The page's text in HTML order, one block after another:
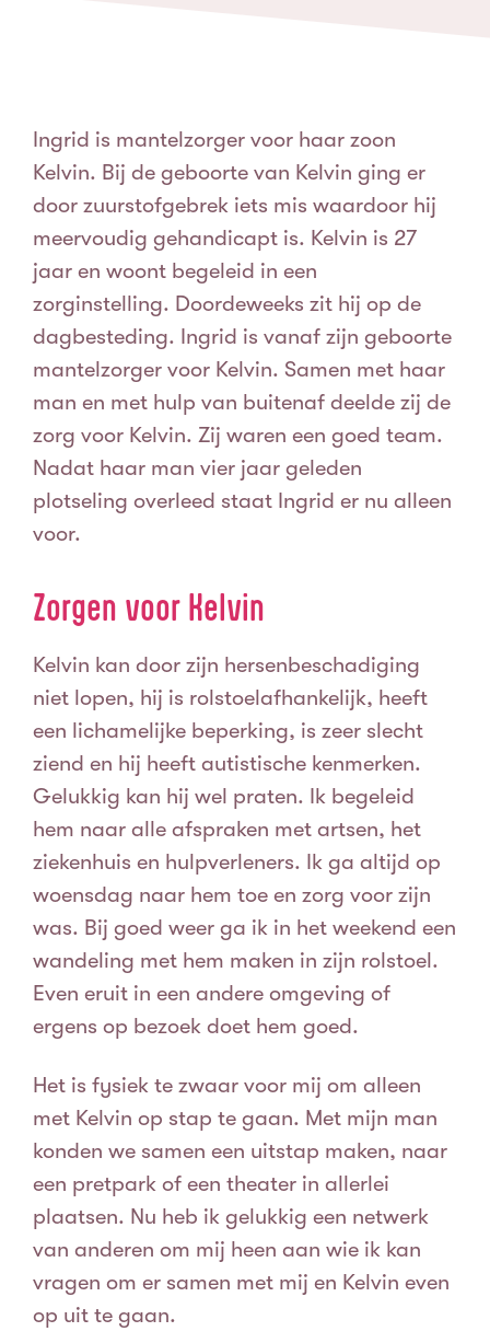
Ingrid is mantelzorger voor haar zoon
Kelvin. Bij de geboorte van Kelvin ging er
door zuurstofgebrek iets mis waardoor hij
meervoudig gehandicapt is. Kelvin is 27
jaar en woont begeleid in een
zorginstelling. Doordeweeks zit hij op de
dagbesteding. Ingrid is vanaf zijn geboorte
mantelzorger voor Kelvin. Samen met haar
man en met hulp van buitenaf deelde zij de
zorg voor Kelvin. Zij waren een goed team.
Nadat haar man vier jaar geleden
plotseling overleed staat Ingrid er nu alleen
voor.
Zorgen voor Kelvin
Kelvin kan door zijn hersenbeschadiging
niet lopen, hij is rolstoelafhankelijk, heeft
een lichamelijke beperking, is zeer slecht
ziend en hij heeft autistische kenmerken.
Gelukkig kan hij wel praten. Ik begeleid
hem naar alle afspraken met artsen, het
ziekenhuis en hulpverleners. Ik ga altijd op
woensdag naar hem toe en zorg voor zijn
was. Bij goed weer ga ik in het weekend een
wandeling met hem maken in zijn rolstoel.
Even eruit in een andere omgeving of
ergens op bezoek doet hem goed.
Het is fysiek te zwaar voor mij om alleen
met Kelvin op stap te gaan. Met mijn man
konden we samen een uitstap maken, naar
een pretpark of een theater in allerlei
plaatsen. Nu heb ik gelukkig een netwerk
van anderen om mij heen aan wie ik kan
vragen om er samen met mij en Kelvin even
op uit te gaan.